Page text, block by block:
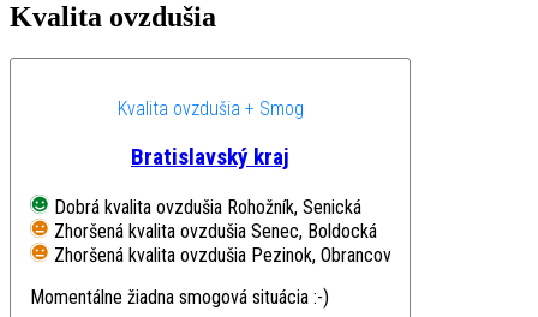
Kvalita ovzdušia
Kvalita ovzdušia + Smog
Bratislavský kraj
Dobrá kvalita ovzdušia Rohožník, Senická
Zhoršená kvalita ovzdušia Senec, Boldocká
Zhoršená kvalita ovzdušia Pezinok, Obrancov mieru
Momentálne žiadna smogová situácia :-)